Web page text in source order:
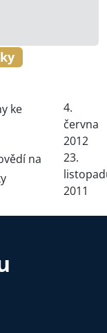
ke
4.
června
2012
na
23.
2011